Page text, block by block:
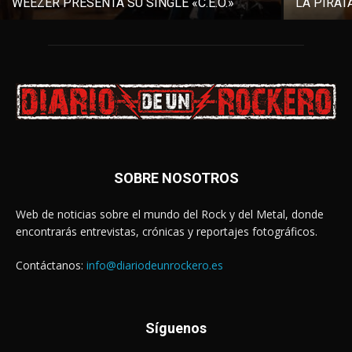
SOBRE NOSOTROS
Web de noticias sobre el mundo del Rock y del Metal, donde
encontrarás entrevistas, crónicas y reportajes fotográficos.
Contáctanos: info@diariodeunrockero.es
Síguenos